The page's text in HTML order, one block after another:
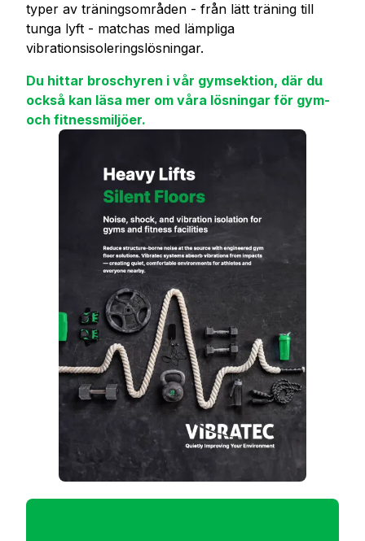
typer av träningsområden - från lätt träning till
tunga lyft - matchas med lämpliga
vibrationsisoleringslösningar.
Du hittar broschyren i vår gymsektion, där du
också kan läsa mer om våra lösningar för gym-
och fitnessmiljöer.